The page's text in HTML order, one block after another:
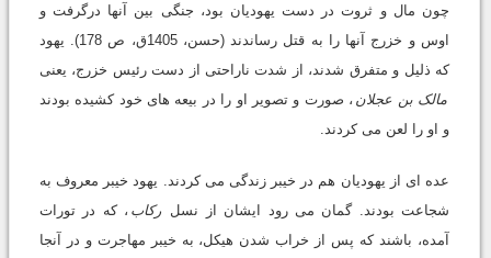
چون مال و ثروت در دست یهودیان بود، جنگی بین آنها درگرفت و
اوس و خزرج آنها را به قتل رساندند (حسن، 1405ق، ص 178). یهود
که ذلیل و متفرق شدند، از شدت ناراحتی از دست رئیس خزرج، یعنی
مالک بن عجلان ، صورت و تصویر او را در بیعه های خود کشیده بودند
و او را لعن می کردند.
عده ای از یهودیان هم در خیبر زندگی می کردند. یهود خیبر معروف به
شجاعت بودند. گمان می رود ایشان از نسل رکاب ، که در تورات
آمده، باشند که پس از خراب شدن هیکل، به خیبر مهاجرت و در آنجا